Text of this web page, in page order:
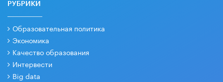
РУБРИКИ
Образовательная политика
Экономика
Качество образования
Интервести
Big data